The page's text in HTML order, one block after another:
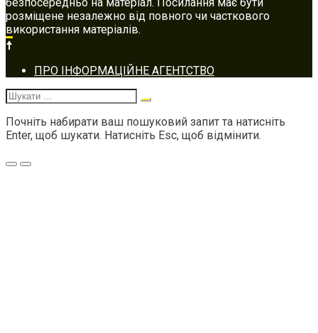
безпосередньо на матеріал. Посилання має бути
розміщене незалежно від повного чи часткового
використання матеріалів.
Footer
navigation
ПРО ІНФОРМАЦІЙНЕ АГЕНТСТВО
Шукати:
Почніть набирати ваш пошуковий запит та натисніть
Enter, щоб шукати. Натисніть Esc, щоб відмінити.
Меню